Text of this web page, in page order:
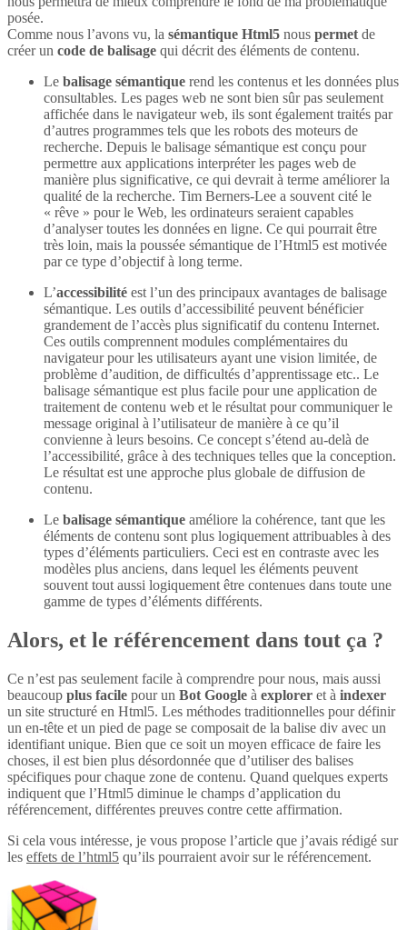
posée.
Comme nous l’avons vu, la sémantique Html5 nous permet de
créer un code de balisage qui décrit des éléments de contenu.
Le balisage sémantique rend les contenus et les données plus
consultables. Les pages web ne sont bien sûr pas seulement
affichée dans le navigateur web, ils sont également traités par
d’autres programmes tels que les robots des moteurs de
recherche. Depuis le balisage sémantique est conçu pour
permettre aux applications interpréter les pages web de
manière plus significative, ce qui devrait à terme améliorer la
qualité de la recherche. Tim Berners-Lee a souvent cité le
« rêve » pour le Web, les ordinateurs seraient capables
d’analyser toutes les données en ligne. Ce qui pourrait être
très loin, mais la poussée sémantique de l’Html5 est motivée
par ce type d’objectif à long terme.
L’accessibilité est l’un des principaux avantages de balisage
sémantique. Les outils d’accessibilité peuvent bénéficier
grandement de l’accès plus significatif du contenu Internet.
Ces outils comprennent modules complémentaires du
navigateur pour les utilisateurs ayant une vision limitée, de
problème d’audition, de difficultés d’apprentissage etc.. Le
balisage sémantique est plus facile pour une application de
traitement de contenu web et le résultat pour communiquer le
message original à l’utilisateur de manière à ce qu’il
convienne à leurs besoins. Ce concept s’étend au-delà de
l’accessibilité, grâce à des techniques telles que la conception.
Le résultat est une approche plus globale de diffusion de
contenu.
Le balisage sémantique améliore la cohérence, tant que les
éléments de contenu sont plus logiquement attribuables à des
types d’éléments particuliers. Ceci est en contraste avec les
modèles plus anciens, dans lequel les éléments peuvent
souvent tout aussi logiquement être contenues dans toute une
gamme de types d’éléments différents.
Alors, et le référencement dans tout ça ?
Ce n’est pas seulement facile à comprendre pour nous, mais aussi
beaucoup plus facile pour un Bot Google à explorer et à indexer
un site structuré en Html5. Les méthodes traditionnelles pour définir
un en-tête et un pied de page se composait de la balise div avec un
identifiant unique. Bien que ce soit un moyen efficace de faire les
choses, il est bien plus désordonnée que d’utiliser des balises
spécifiques pour chaque zone de contenu. Quand quelques experts
indiquent que l’Html5 diminue le champs d’application du
référencement, différentes preuves contre cette affirmation.
Si cela vous intéresse, je vous propose l’article que j’avais rédigé sur
les effets de l’html5 qu’ils pourraient avoir sur le référencement.